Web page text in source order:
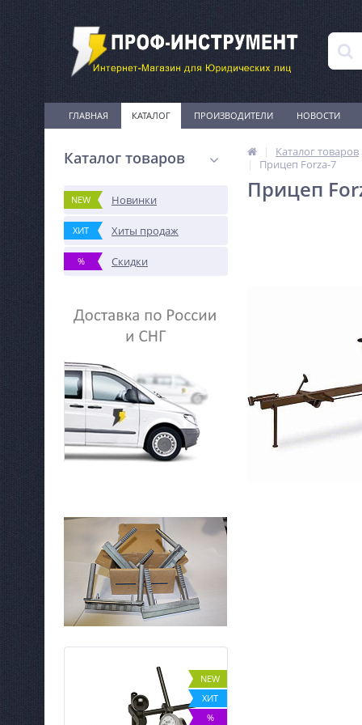
ГЛАВНАЯ КАТАЛОГ ПРОИЗВОДИТЕЛИ НОВОСТИ
Каталог товаров
NEW Новинки
ХИТ Хиты продаж
% Скидки
NEW
ХИТ
%
Каталог товаров
Прицеп Forza-7
Прицеп